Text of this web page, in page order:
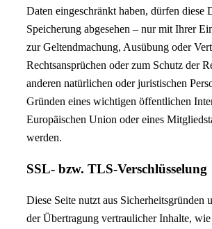
Daten eingeschränkt haben, dürfen diese
Speicherung abgesehen – nur mit Ihrer
zur Geltendmachung, Ausübung oder
Rechtsansprüchen oder zum Schutz der
anderen natürlichen oder juristischen
Gründen eines wichtigen öffentlichen
Europäischen Union oder eines
werden.
SSL- bzw. TLS-Verschlüsselung
Diese Seite nutzt aus Sicherheitsgründen
der Übertragung vertraulicher Inhalte,